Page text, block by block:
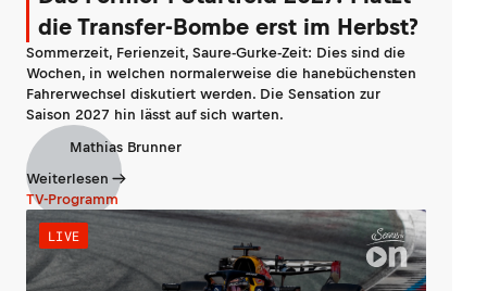
die Transfer-Bombe erst im Herbst?
Sommerzeit, Ferienzeit, Saure-Gurke-Zeit: Dies sind die
Wochen, in welchen normalerweise die hanebüchensten
Fahrerwechsel diskutiert werden. Die Sensation zur
Saison 2027 hin lässt auf sich warten.
Mathias Brunner
Weiterlesen
TV-Programm
LIVE